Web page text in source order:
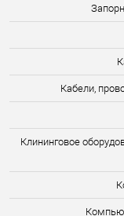
Кабели,
Клининговое